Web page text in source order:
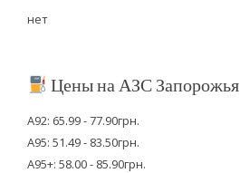
нет
Цены на АЗС Запорожья
А92: 65.99 - 77.90грн.
А95: 51.49 - 83.50грн.
А95+: 58.00 - 85.90грн.